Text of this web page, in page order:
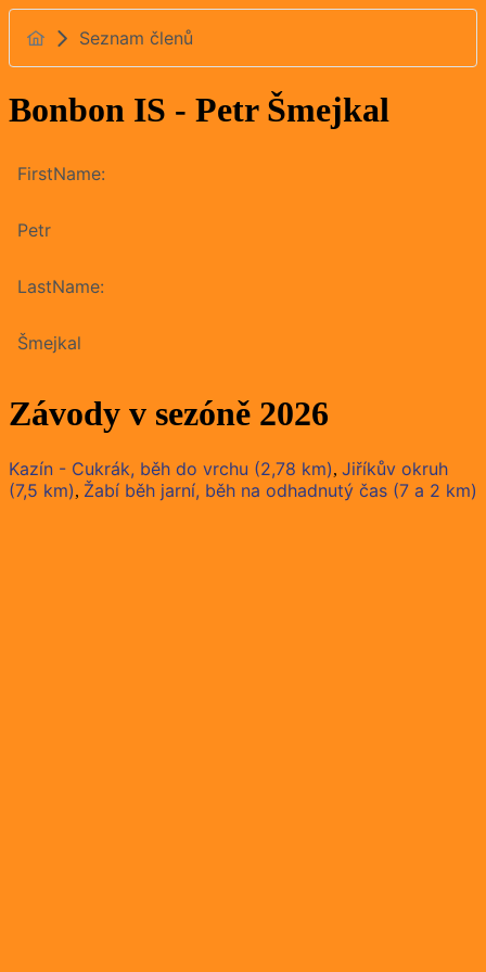
Seznam členů
Bonbon IS - Petr Šmejkal
FirstName:
Petr
LastName:
Šmejkal
Závody v sezóně 2026
Kazín - Cukrák, běh do vrchu (2,78 km), Jiříkův okruh
(7,5 km), Žabí běh jarní, běh na odhadnutý čas (7 a 2 km)